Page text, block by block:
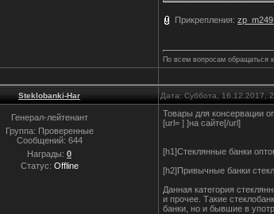
Прикрепления:
По всем вопросам обращаться
Steklobanki-Har Дата: Суббота, 16.12.2017,
Генерал-лейтенант
Группа: Проверенные
Сообщений: 644
Награды: 0
Статус: Offline
Товары для консервации
[url= ] ]на сайте[/url]
[h1]Стеклянные банки
[h2]Привычные банки
Данная категория
и прочее. Такие
банки, но и бывшие в